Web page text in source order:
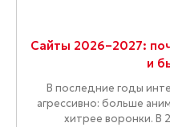
Сайты 2026–2027:
и
В последние годы
агрессивно: больше
хитрее воронки. В